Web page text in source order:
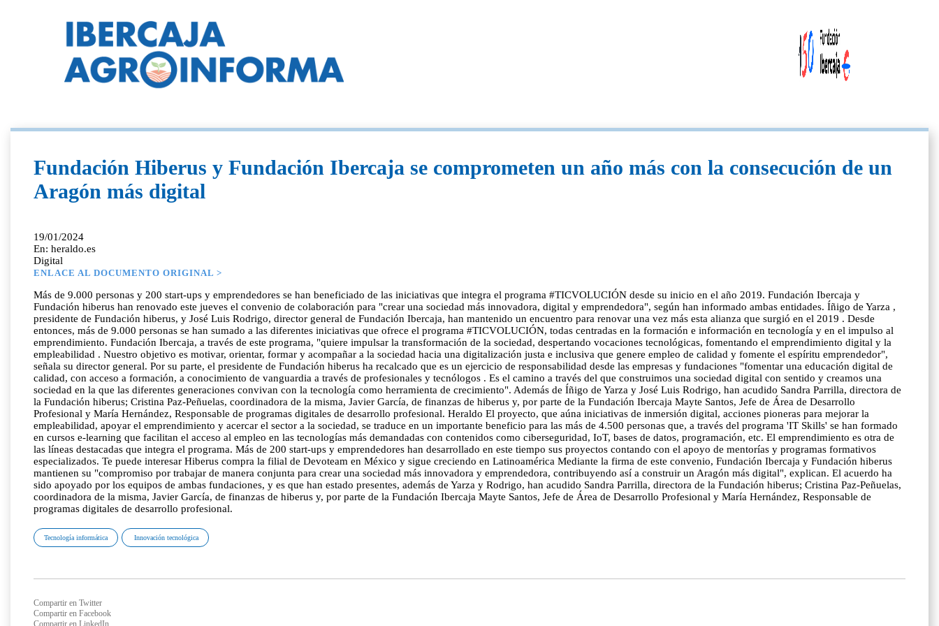
Fundación Hiberus y Fundación Ibercaja se comprometen un año más con la consecución de un
Aragón más digital
19/01/2024
En: heraldo.es
Digital
ENLACE AL DOCUMENTO ORIGINAL >
Más de 9.000 personas y 200 start-ups y emprendedores se han beneficiado de las iniciativas que integra el programa #TICVOLUCIÓN desde su inicio en el año 2019. Fundación Ibercaja y
Fundación hiberus han renovado este jueves el convenio de colaboración para "crear una sociedad más innovadora, digital y emprendedora", según han informado ambas entidades. Íñigo de Yarza ,
presidente de Fundación hiberus, y José Luis Rodrigo, director general de Fundación Ibercaja, han mantenido un encuentro para renovar una vez más esta alianza que surgió en el 2019 . Desde
entonces, más de 9.000 personas se han sumado a las diferentes iniciativas que ofrece el programa #TICVOLUCIÓN, todas centradas en la formación e información en tecnología y en el impulso al
emprendimiento. Fundación Ibercaja, a través de este programa, "quiere impulsar la transformación de la sociedad, despertando vocaciones tecnológicas, fomentando el emprendimiento digital y la
empleabilidad . Nuestro objetivo es motivar, orientar, formar y acompañar a la sociedad hacia una digitalización justa e inclusiva que genere empleo de calidad y fomente el espíritu emprendedor",
señala su director general. Por su parte, el presidente de Fundación hiberus ha recalcado que es un ejercicio de responsabilidad desde las empresas y fundaciones "fomentar una educación digital de
calidad, con acceso a formación, a conocimiento de vanguardia a través de profesionales y tecnólogos . Es el camino a través del que construimos una sociedad digital con sentido y creamos una
sociedad en la que las diferentes generaciones convivan con la tecnología como herramienta de crecimiento". Además de Íñigo de Yarza y José Luis Rodrigo, han acudido Sandra Parrilla, directora de
la Fundación hiberus; Cristina Paz-Peñuelas, coordinadora de la misma, Javier García, de finanzas de hiberus y, por parte de la Fundación Ibercaja Mayte Santos, Jefe de Área de Desarrollo
Profesional y María Hernández, Responsable de programas digitales de desarrollo profesional. Heraldo El proyecto, que aúna iniciativas de inmersión digital, acciones pioneras para mejorar la
empleabilidad, apoyar el emprendimiento y acercar el sector a la sociedad, se traduce en un importante beneficio para las más de 4.500 personas que, a través del programa 'IT Skills' se han formado
en cursos e-learning que facilitan el acceso al empleo en las tecnologías más demandadas con contenidos como ciberseguridad, IoT, bases de datos, programación, etc. El emprendimiento es otra de
las líneas destacadas que integra el programa. Más de 200 start-ups y emprendedores han desarrollado en este tiempo sus proyectos contando con el apoyo de mentorías y programas formativos
especializados. Te puede interesar Hiberus compra la filial de Devoteam en México y sigue creciendo en Latinoamérica Mediante la firma de este convenio, Fundación Ibercaja y Fundación hiberus
mantienen su "compromiso por trabajar de manera conjunta para crear una sociedad más innovadora y emprendedora, contribuyendo así a construir un Aragón más digital", explican. El acuerdo ha
sido apoyado por los equipos de ambas fundaciones, y es que han estado presentes, además de Yarza y Rodrigo, han acudido Sandra Parrilla, directora de la Fundación hiberus; Cristina Paz-Peñuelas,
coordinadora de la misma, Javier García, de finanzas de hiberus y, por parte de la Fundación Ibercaja Mayte Santos, Jefe de Área de Desarrollo Profesional y María Hernández, Responsable de
programas digitales de desarrollo profesional.
Tecnología informática Innovación tecnológica
Compartir en Twitter
Compartir en Facebook
Compartir en LinkedIn